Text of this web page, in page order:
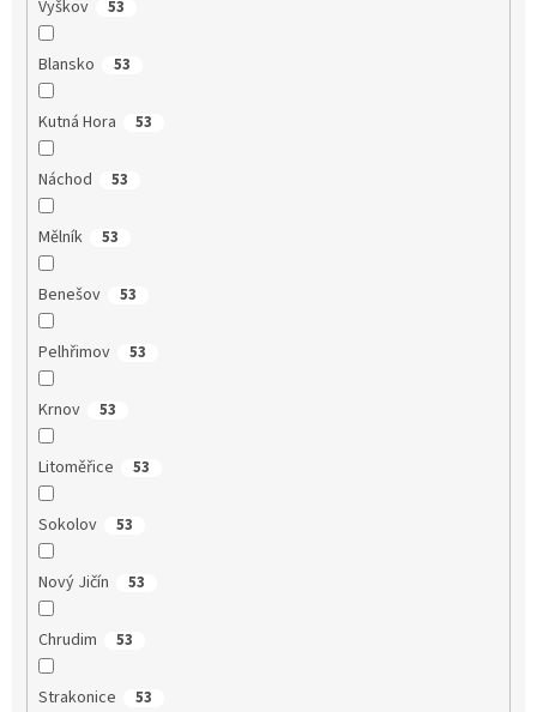
Vyškov 53
Blansko 53
Kutná Hora 53
Náchod 53
Mělník 53
Benešov 53
Pelhřimov 53
Krnov 53
Litoměřice 53
Sokolov 53
Nový Jičín 53
Chrudim 53
Strakonice 53